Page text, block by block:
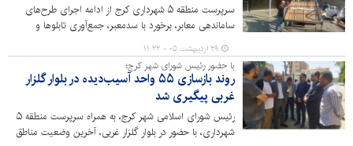
سرپرست منطقه ۵ شهرداری کرج از ادامه اجرای طرح‌های
ساماندهی معابر، برخورد با سدمعبر، جمع‌آوری تابلوها و
سازه‌های تبلیغاتی غیرمجاز و ساماندهی مشاغل سیار و مزاحم
خبر داد.
۲۹ اردیبهشت ۰۵ - ۱۱:۲۲
با حضور رئیس شورای شهر کرج؛
روند بازسازی ۵۵ واحد آسیب‌دیده در بلوار گلزار
غربی پیگیری شد
رئیس شورای اسلامی شهر کرج، به همراه سرپرست منطقه ۵
شهرداری، با حضور در بلوار گلزار غربی، آخرین وضعیت مناطق